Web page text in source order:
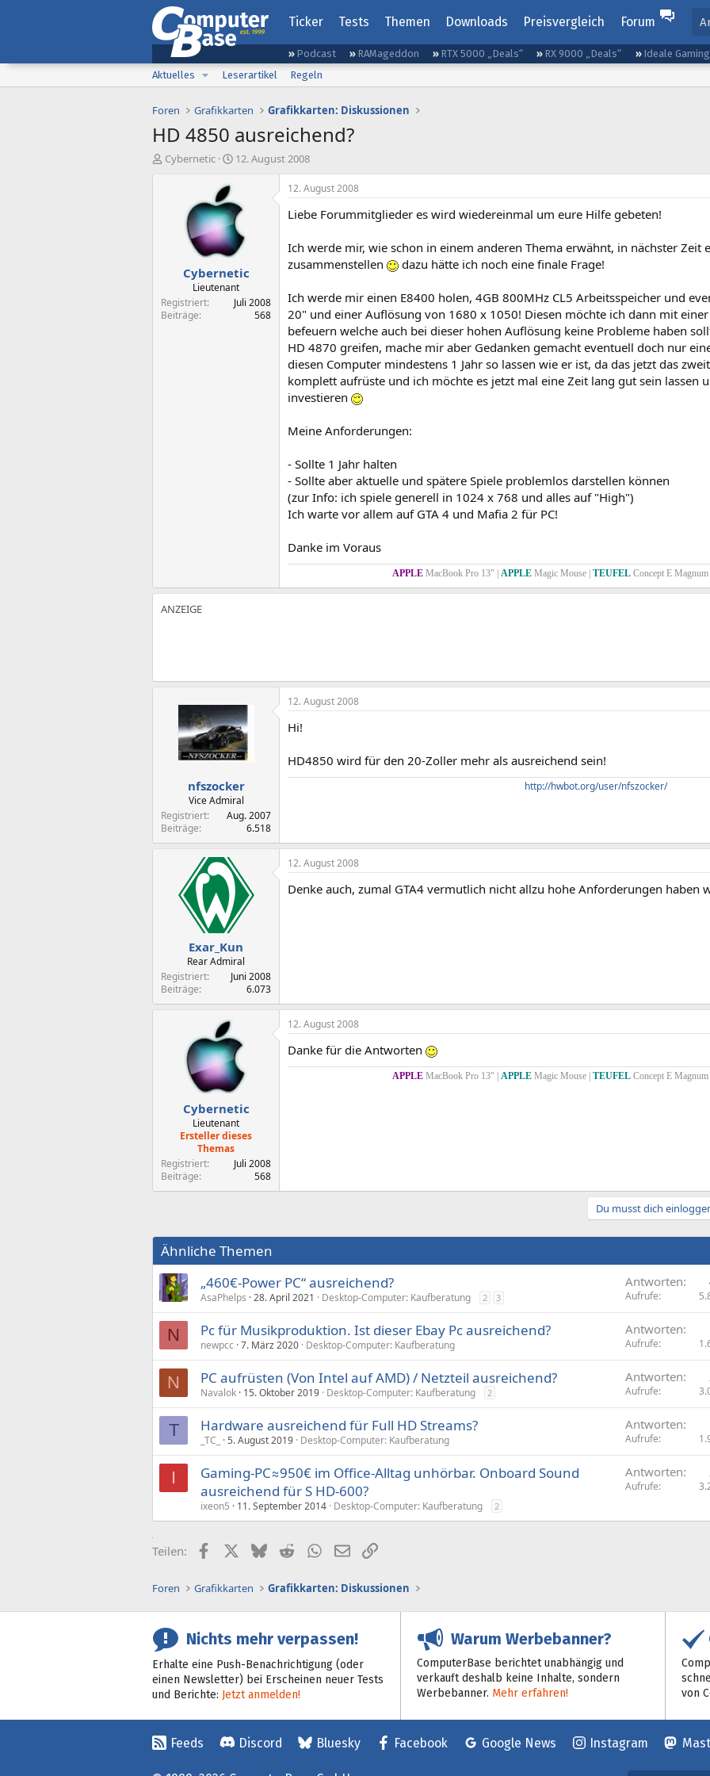
Ticker Tests Themen Downloads Preisvergleich Forum
Podcast RAMageddon RTX 5000 „Deals“ RX 9000 „Deals“ Ideale
Aktuelles
Leserartikel Regeln
Foren Grafikkarten Grafikkarten: Diskussionen
HD 4850 ausreichend?
E
Cybernetic
E
t
e
l
l
t
a
m
12. August 2008
Cybernetic
Lieutenant
Registriert
Juli 2008
Beiträge
568
12. August 2008
Liebe Forummitglieder es wird wiedereinmal um eure Hilfe gebeten!
Ich werde mir, wie schon in einem anderen Thema erwähnt, in nächster Zeit
zusammenstellen
dazu hätte ich noch eine finale Frage!
Ich werde mir einen E8400 holen, 4GB 800MHz CL5 Arbeitsspeicher und
20" und einer Auflösung von 1680 x 1050! Diesen möchte ich dann mit
befeuern welche auch bei dieser hohen Auflösung keine Probleme haben
HD 4870 greifen, mache mir aber Gedanken gemacht eventuell doch nur
diesen Computer mindestens 1 Jahr so lassen wie er ist, da das jetzt das
komplett aufrüste und ich möchte es jetzt mal eine Zeit lang gut sein lassen
investieren
Meine Anforderungen:
- Sollte 1 Jahr halten
- Sollte aber aktuelle und spätere Spiele problemlos darstellen können
(zur Info: ich spiele generell in 1024 x 768 und alles auf "High")
Ich warte vor allem auf GTA 4 und Mafia 2 für PC!
Danke im Voraus
APPLEMacBook Pro 13" | APPLEMagic Mouse | TEUFELConcept E Magnum
nfszocker
Vice Admiral
Registriert
Aug. 2007
Beiträge
6.518
12. August 2008
Hi!
HD4850 wird für den 20-Zoller mehr als ausreichend sein!
http://hwbot.org/user/nfszocker/
Exar_Kun
Rear Admiral
Registriert
Juni 2008
Beiträge
6.073
12. August 2008
Denke auch, zumal GTA4 vermutlich nicht allzu hohe Anforderungen haben
Cybernetic
Lieutenant
Ersteller dieses
Themas
Registriert
Juli 2008
Beiträge
568
12. August 2008
Danke für die Antworten
APPLEMacBook Pro 13" | APPLEMagic Mouse | TEUFELConcept E Magnum
Du musst dich
Ähnliche Themen
„460€-Power PC“ ausreichend?
AsaPhelps 28. April 2021 Desktop-Computer: Kaufberatung 2 3
Antworten
Aufrufe
N Pc für Musikproduktion. Ist dieser Ebay Pc ausreichend?
newpcc 7. März 2020 Desktop-Computer: Kaufberatung
Antworten
Aufrufe
N PC aufrüsten (Von Intel auf AMD) / Netzteil ausreichend?
Navalok 15. Oktober 2019 Desktop-Computer: Kaufberatung 2
Antworten
Aufrufe
T Hardware ausreichend für Full HD Streams?
_TC_ 5. August 2019 Desktop-Computer: Kaufberatung
Antworten
Aufrufe
I
Gaming-PC≈950€ im Office-Alltag unhörbar. Onboard Sound
ausreichend für S HD-600?
ixeon5 11. September 2014 Desktop-Computer: Kaufberatung 2
Antworten
Aufrufe
Teilen: FacebookX (Twitter)
BlueskyRedditWhatsApp
E-MailLink
Foren Grafikkarten Grafikkarten: Diskussionen
Nichts mehr verpassen!
Erhalte eine Push-Benachrichtigung (oder
einen Newsletter) bei Erscheinen neuer Tests
und Berichte: Jetzt anmelden!
Warum Werbebanner?
ComputerBase berichtet unabhängig und
verkauft deshalb keine Inhalte, sondern
Werbebanner. Mehr erfahren!
von
Feeds Discord Bluesky Facebook Google News Instagram